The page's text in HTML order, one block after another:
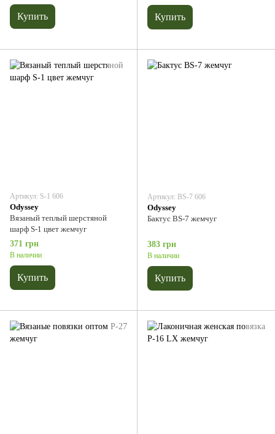
Купить Купить
Артикул: S-1 606
Odyssey
Вязаный теплый шерстяной
шарф S-1 цвет жемчуг
371 грн
В наличии
Купить
Артикул: BS-7 606
Odyssey
Бактус BS-7 жемчуг
383 грн
В наличии
Купить